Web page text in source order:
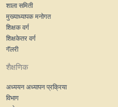
शाला समिती
मुख्याध्यापक मनोगत
शिक्षक वर्ग
शिक्षकेतर वर्ग
गॅलरी
शैक्षणिक
अध्ययन अध्यापन प्रक्रिया
विभाग